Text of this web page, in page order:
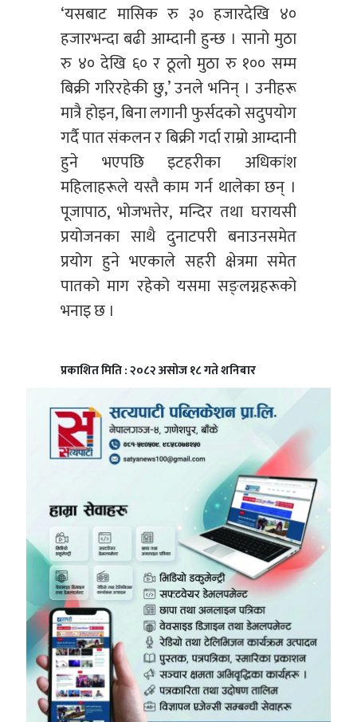
‘यसबाट मासिक रु ३० हजारदेखि ४०
हजारभन्दा बढी आम्दानी हुन्छ । सानो मुठा
रु ४० देखि ६० र ठूलो मुठा रु १०० सम्म
बिक्री गरिरहेकी छु,’ उनले भनिन् । उनीहरू
मात्रै होइन, बिना लगानी फुर्सदको सदुपयोग
गर्दै पात संकलन र बिक्री गर्दा राम्रो आम्दानी
हुने भएपछि इटहरीका अधिकांश
महिलाहरूले यस्तै काम गर्न थालेका छन् ।
पूजापाठ, भोजभत्तेर, मन्दिर तथा घरायसी
प्रयोजनका साथै दुनाटपरी बनाउनसमेत
प्रयोग हुने भएकाले सहरी क्षेत्रमा समेत
पातको माग रहेको यसमा सङ्लग्नहरूको
भनाइ छ ।
प्रकाशित मिति : २०८२ असोज १८ गते शनिबार